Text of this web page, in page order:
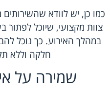
כמו כן, יש לוודא
צוות מקצועי, שיוכל לפתור
במהלך האירוע. כך נוכל
חלקה וללא
שמירה על